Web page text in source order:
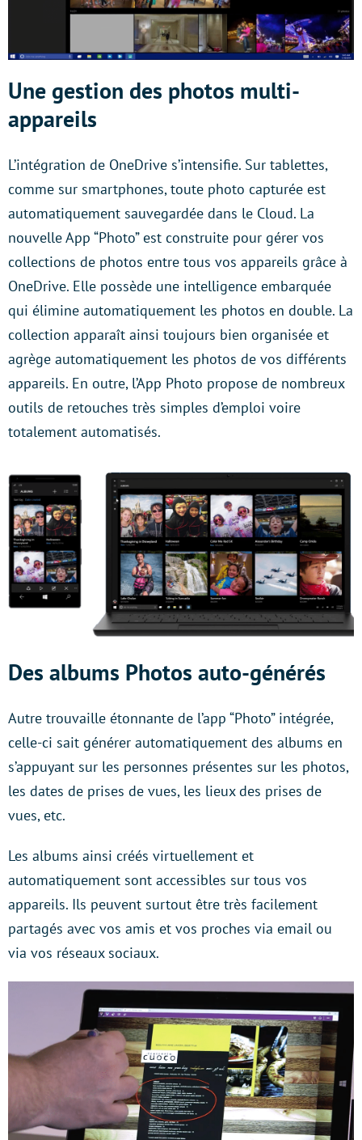
Une gestion des photos multi-
appareils
L’intégration de OneDrive s’intensifie. Sur tablettes,
comme sur smartphones, toute photo capturée est
automatiquement sauvegardée dans le Cloud. La
nouvelle App “Photo” est construite pour gérer vos
collections de photos entre tous vos appareils grâce à
OneDrive. Elle possède une intelligence embarquée
qui élimine automatiquement les photos en double. La
collection apparaît ainsi toujours bien organisée et
agrège automatiquement les photos de vos différents
appareils. En outre, l’App Photo propose de nombreux
outils de retouches très simples d’emploi voire
totalement automatisés.
Des albums Photos auto-générés
Autre trouvaille étonnante de l’app “Photo” intégrée,
celle-ci sait générer automatiquement des albums en
s’appuyant sur les personnes présentes sur les photos,
les dates de prises de vues, les lieux des prises de
vues, etc.
Les albums ainsi créés virtuellement et
automatiquement sont accessibles sur tous vos
appareils. Ils peuvent surtout être très facilement
partagés avec vos amis et vos proches via email ou
via vos réseaux sociaux.